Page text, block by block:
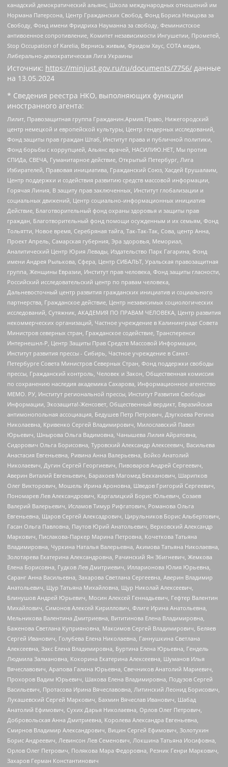
канадский демократический альянс, Школа международных отношений им
Нормана Патерсона, Центр Гражданских Свобод, Фонд Бориса Немцова за
Свободу, Фонд имени Фридриха Науманна за свободу, Феминистское
антивоенное сопротивление, Комитет независимости Ингушетии, Прометей,
Stop Occupation of Karelia, Вернись живым, Фридом Хаус, СОТА медиа,
Либерально-демократическая Лига Украины
Источник: https://minjust.gov.ru/ru/documents/7756/ данные
на 13.05.2024
* Сведения реестра НКО, выполняющих функции
иностранного агента:
Лилит, Правозащитная группа Гражданин.Армия.Право, Нижегородский
центр немецкой и европейской культуры, Центр гендерных исследований,
Фонд защиты прав граждан Штаб, Институт права и публичной политики,
Фонд борьбы с коррупцией, Альянс врачей, НАСИЛИЮ.НЕТ, Мы против
СПИДа, СВЕЧА, Гуманитарное действие, Открытый Петербург, Лига
Избирателей, Правовая инициатива, Гражданский Союз, Хасдей Ерушалаим,
Центр поддержки и содействия развитию средств массовой информации,
Горячая Линия, В защиту прав заключенных, Институт глобализации и
социальных движений, Центр социально-информационных инициатив
Действие, Благотворительный фонд охраны здоровья и защиты прав
граждан, Благотворительный фонд помощи осужденным и их семьям, Фонд
Тольятти, Новое время, Серебряная тайга, Так-Так-Так, Сова, центр Анна,
Проект Апрель, Самарская губерния, Эра здоровья, Мемориал,
Аналитический Центр Юрия Левады, Издательство Парк Гагарина, Фонд
имени Андрея Рылькова, Сфера, Центр СИБАЛЬТ, Уральская правозащитная
группа, Женщины Евразии, Институт прав человека, Фонд защиты гласности,
Российский исследовательский центр по правам человека,
Дальневосточный центр развития гражданских инициатив и социального
партнерства, Гражданское действие, Центр независимых социологических
исследований, Сутяжник, АКАДЕМИЯ ПО ПРАВАМ ЧЕЛОВЕКА, Центр развития
некоммерческих организаций, Частное учреждение в Калининграде Совета
Министров северных стран, Гражданское содействие, Трансперенси
Интернешнл-Р, Центр Защиты Прав Средств Массовой Информации,
Институт развития прессы - Сибирь, Частное учреждение в Санкт-
Петербурге Совета Министров Северных Стран, Фонд поддержки свободы
прессы, Гражданский контроль, Человек и Закон, Общественная комиссия
по сохранению наследия академика Сахарова, Информационное агентство
МЕМО. РУ, Институт региональной прессы, Институт Развития Свободы
Информации, Экозащита!-Женсовет, Общественный вердикт, Евразийская
антимонопольная ассоциация, Бедушев Петр Петрович, Дзугкоева Регина
Николаевна, Кривенко Сергей Владимирович, Милославский Павел
Юрьевич, Шнырова Ольга Вадимовна, Чанышева Лилия Айратовна,
Сидорович Ольга Борисовна, Туровский Александр Алексеевич, Васильева
Анастасия Евгеньевна, Ривина Анна Валерьевна, Бойко Анатолий
Николаевич, Дугин Сергей Георгиевич, Пивоваров Андрей Сергеевич,
Аверин Виталий Евгеньевич, Барахоев Магомед Бекханович, Шарипков
Олег Викторович, Мошель Ирина Ароновна, Шведов Григорий Сергеевич,
Пономарев Лев Александрович, Каргалицкий Борис Юльевич, Созаев
Валерий Валерьевич, Исламов Тимур Рифгатович, Романова Ольга
Евгеньевна, Щаров Сергей Алексадрович, Цирульников Борис Альбертович,
Гасан Ольга Павловна, Паутов Юрий Анатольевич, Верховский Александр
Маркович, Пислакова-Паркер Марина Петровна, Кочеткова Татьяна
Владимировна, Чуркина Наталья Валерьевна, Акимова Татьяна Николаевна,
Золотарева Екатерина Александровна, Рачинский Ян Збигневич, Жемкова
Елена Борисовна, Гудков Лев Дмитриевич, Илларионова Юлия Юрьевна,
Саранг Анна Васильевна, Захарова Светлана Сергеевна, Аверин Владимир
Анатольевич, Щур Татьяна Михайловна, Щур Николай Алексеевич,
Блинушов Андрей Юрьевич, Мосин Алексей Геннадьевич, Гефтер Валентин
Михайлович, Симонов Алексей Кириллович, Флиге Ирина Анатольевна,
Мельникова Валентина Дмитриевна, Вититинова Елена Владимировна,
Баженова Светлана Куприяновна, Максимов Сергей Владимирович, Беляев
Сергей Иванович, Голубева Елена Николаевна, Ганнушкина Светлана
Алексеевна, Закс Елена Владимировна, Буртина Елена Юрьевна, Гендель
Людмила Залмановна, Кокорина Екатерина Алексеевна, Шуманов Илья
Вячеславович, Арапова Галина Юрьевна, Свечников Анатолий Мариевич,
Прохоров Вадим Юрьевич, Шахова Елена Владимировна, Подузов Сергей
Васильевич, Протасова Ирина Вячеславовна, Литинский Леонид Борисович,
Лукашевский Сергей Маркович, Бахмин Вячеслав Иванович, Шабад
Анатолий Ефимович, Сухих Дарья Николаевна, Орлов Олег Петрович,
Добровольская Анна Дмитриевна, Королева Александра Евгеньевна,
Смирнов Владимир Александрович, Вицин Сергей Ефимович, Золотухин
Борис Андреевич, Левинсон Лев Семенович, Локшина Татьяна Иосифовна,
Орлов Олег Петрович, Полякова Мара Федоровна, Резник Генри Маркович,
Захаров Герман Константинович